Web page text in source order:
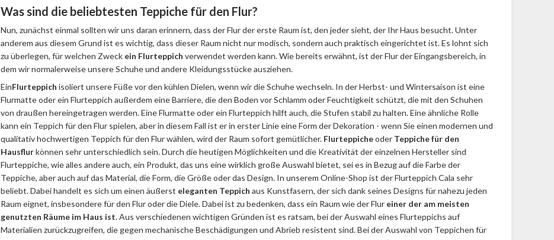
Was sind die beliebtesten Teppiche für den Flur?
Nun, zunächst einmal sollten wir uns daran erinnern, dass der Flur der erste Raum ist, den jeder sieht, der Ihr Haus besucht. Unter
anderem aus diesem Grund ist es wichtig, dass dieser Raum nicht nur modisch, sondern auch praktisch eingerichtet ist. Es lohnt sich
zu überlegen, für welchen Zweck ein Flurteppich verwendet werden kann. Wie bereits erwähnt, ist der Flur der Eingangsbereich, in
dem wir normalerweise unsere Schuhe und andere Kleidungsstücke ausziehen.
EinFlurteppich isoliert unsere Füße vor den kühlen Dielen, wenn wir die Schuhe wechseln. In der Herbst- und Wintersaison ist eine
Flurmatte oder ein Flurteppich außerdem eine Barriere, die den Boden vor Schlamm oder Feuchtigkeit schützt, die mit den Schuhen
von draußen hereingetragen werden. Eine Flurmatte oder ein Flurteppich hilft auch, die Stufen stabil zu halten. Eine ähnliche Rolle
kann ein Teppich für den Flur spielen, aber in diesem Fall ist er in erster Linie eine Form der Dekoration - wenn Sie einen modernen und
qualitativ hochwertigen Teppich für den Flur wählen, wird der Raum sofort gemütlicher. Flurteppicheoder Teppiche für den
Hausflurkönnen sehr unterschiedlich sein. Durch die heutigen Möglichkeiten und die Kreativität der einzelnen Hersteller sind
Flurteppiche, wie alles andere auch, ein Produkt, das uns eine wirklich große Auswahl bietet, sei es in Bezug auf die Farbe der
Teppiche, aber auch auf das Material, die Form, die Größe oder das Design. In unserem Online-Shop ist der Flurteppich Cala sehr
beliebt. Dabei handelt es sich um einen äußerst eleganten Teppich aus Kunstfasern, der sich dank seines Designs für nahezu jeden
Raum eignet, insbesondere für den Flur oder die Diele. Dabei ist zu bedenken, dass ein Raum wie der Flur einer der am meisten
genutzten Räume im Haus ist. Aus verschiedenen wichtigen Gründen ist es ratsam, bei der Auswahl eines Flurteppichs auf
Materialien zurückzugreifen, die gegen mechanische Beschädigungen und Abrieb resistent sind. Bei der Auswahl von Teppichen für